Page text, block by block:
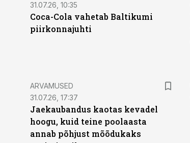
31.07.26, 10:35
Coca-Cola vahetab Baltikumi
piirkonnajuhti
ARVAMUSED
31.07.26, 17:37
Jaekaubandus kaotas kevadel
hoogu, kuid teine poolaasta
annab põhjust mõõdukaks